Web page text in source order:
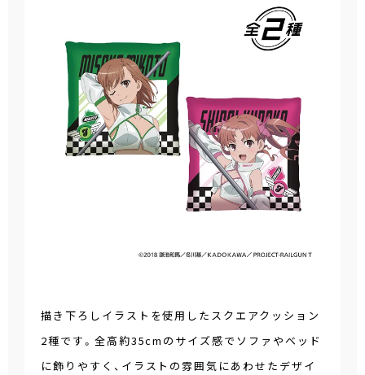
描き下ろしイラストを使用したスクエアクッション
2種です。全高約35cmのサイズ感でソファやベッド
に飾りやすく、イラストの雰囲気にあわせたデザイ